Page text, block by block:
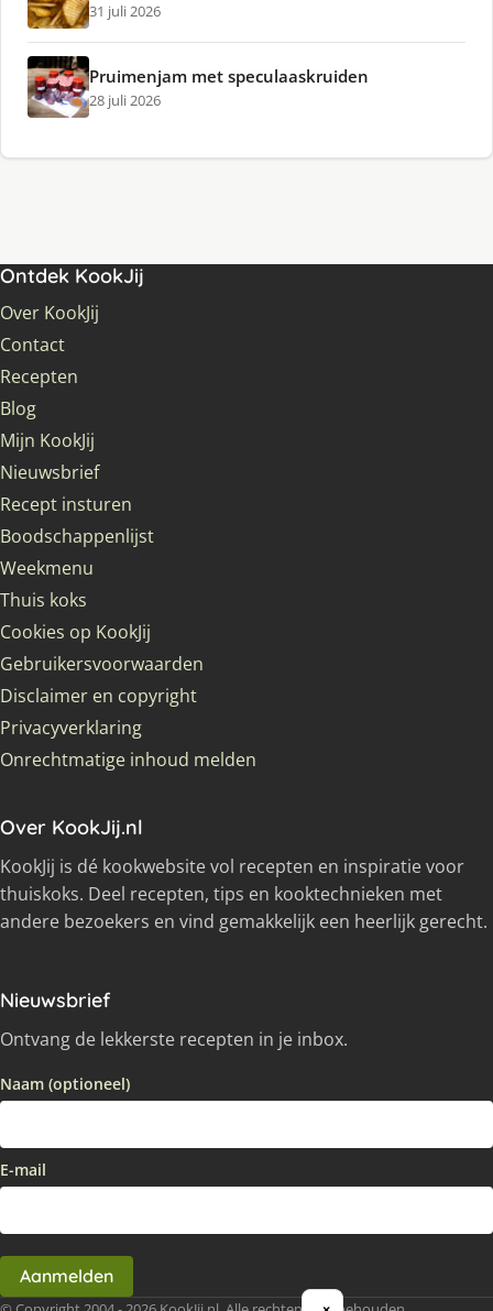
31 juli 2026
Pruimenjam met speculaaskruiden
28 juli 2026
Ontdek KookJij
Over KookJij
Contact
Recepten
Blog
Mijn KookJij
Nieuwsbrief
Recept insturen
Boodschappenlijst
Weekmenu
Thuis koks
Cookies op KookJij
Gebruikersvoorwaarden
Disclaimer en copyright
Privacyverklaring
Onrechtmatige inhoud melden
Over KookJij.nl
KookJij is dé kookwebsite vol recepten en inspiratie voor
thuiskoks. Deel recepten, tips en kooktechnieken met
andere bezoekers en vind gemakkelijk een heerlijk gerecht.
Nieuwsbrief
Ontvang de lekkerste recepten in je inbox.
Naam (optioneel)
E-mail
Aanmelden